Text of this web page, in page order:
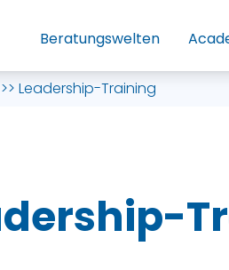
Beratungswelten
>> Leadership-Training